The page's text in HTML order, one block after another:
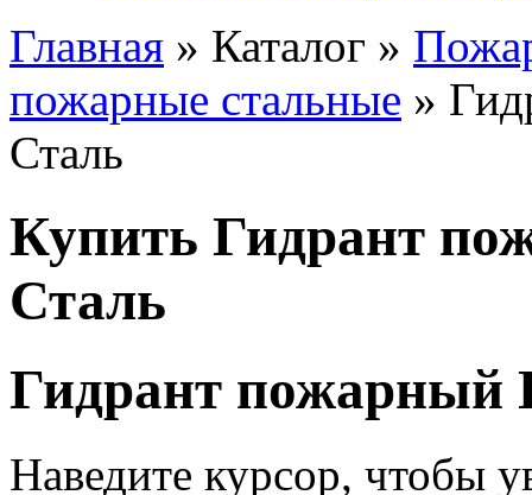
Главная » Каталог »
пожарные стальные »
Сталь
Купить Гидрант
Сталь
Гидрант
Наведите курсор, чтобы